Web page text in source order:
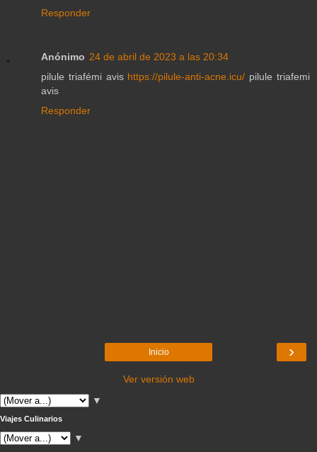
Responder
Anónimo 24 de abril de 2023 a las 20:34
pilule triafémi avis https://pilule-anti-acne.icu/ pilule triafemi
avis
Responder
›
Inicio
Ver versión web
▼
Viajes Culinarios
▼